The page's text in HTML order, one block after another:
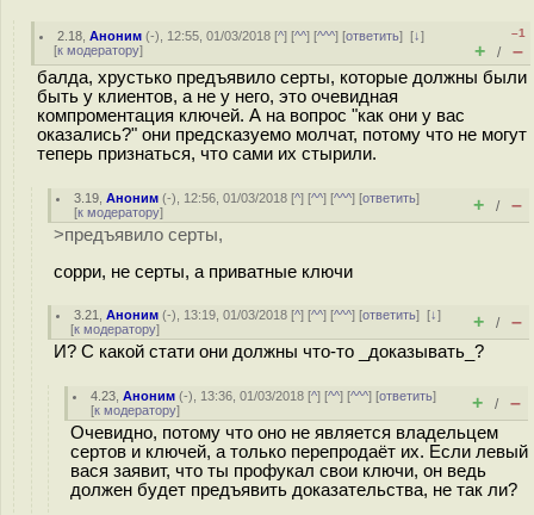
2.18 ,Аноним (-), 12:55, 01/03/2018 [^] [^^] [^^^] [ответить][↓]
[к модератору]
–1
+ / –
балда, хрустько предъявило серты, которые должны были
быть у клиентов, а не у него, это очевидная
компроментация ключей. А на вопрос "как они у вас
оказались?" они предсказуемо молчат, потому что не могут
теперь признаться, что сами их стырили.
3.19 ,Аноним (-), 12:56, 01/03/2018 [^] [^^] [^^^] [ответить]
[к модератору] + / –
>предъявило серты,
сорри, не серты, а приватные ключи
3.21 ,Аноним (-), 13:19, 01/03/2018 [^] [^^] [^^^] [ответить][↓]
[к модератору] + / –
И? C какой стати они должны что-то _доказывать_?
4.23 ,Аноним (-), 13:36, 01/03/2018 [^] [^^] [^^^] [ответить]
[к модератору] + / –
Очевидно, потому что оно не является владельцем
сертов и ключей, а только перепродаёт их. Если левый
вася заявит, что ты профукал свои ключи, он ведь
должен будет предъявить доказательства, не так ли?